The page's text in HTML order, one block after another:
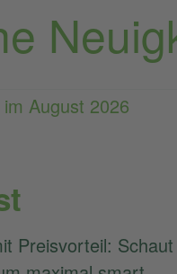
Preisvorteil: Schaut